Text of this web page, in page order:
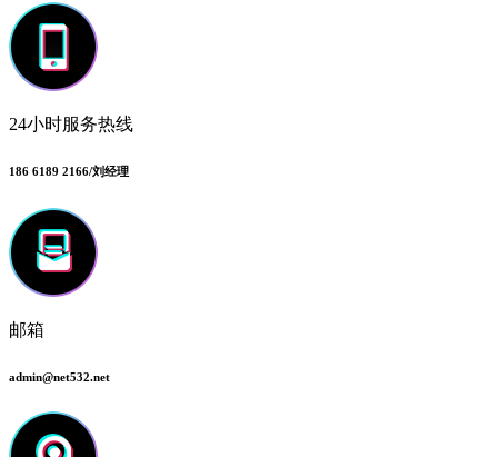
24小时服务热线
186 6189 2166/刘经理
邮箱
admin@net532.net